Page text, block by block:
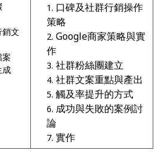
文
成
口碑及社群行銷操作
策略
Google商家策略與實
作
社群粉絲團建立
社群文案重點與產出
觸及率提升的方式
成功與失敗的案例討
論
實作